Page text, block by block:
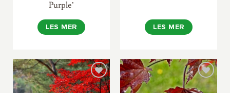
Purple’
LES MER LES MER